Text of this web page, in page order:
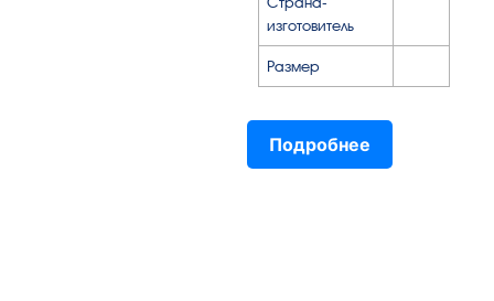
изготовитель
Размер
Подробнее